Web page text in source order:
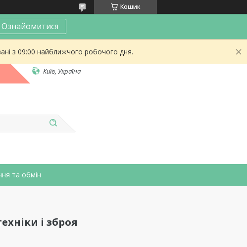
Кошик
Ознайомитися
з 09:00 найближчого робочого дня.
Київ, Україна
та обмін
і зброя